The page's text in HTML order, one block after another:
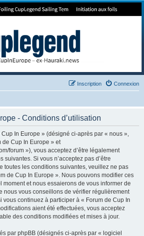
Europe
Connexion
Inscription
- Conditions d’utilisation
In Europe » (désigné ci-après par « nous »,
de Cup In Europe » et
forum »), vous acceptez d’être légalement
Si vous n’acceptez pas d’être
toutes les conditions suivantes, veuillez ne pas
de Cup In Europe ». Nous pouvons modifier ces
moment et nous essaierons de vous informer de
nous vous conseillons de vérifier régulièrement
vous continuez à participer à « Forum de Cup In
aient été effectuées, vous acceptez
des conditions modifiées et mises à jour.
par phpBB (désignés ci-après par « logiciel